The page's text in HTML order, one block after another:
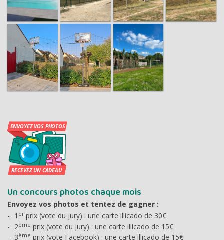
Un concours photos chaque mois
Envoyez vos photos et tentez de gagner :
1 erprix (vote du jury) : une carte illicado de 30€
2ème prix (vote du jury) : une carte illicado de 15€
3ème prix (vote Facebook) : une carte illicado de 15€